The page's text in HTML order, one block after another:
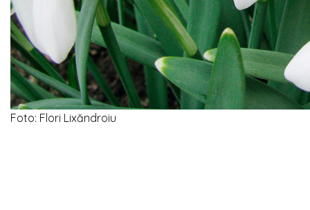
Foto: Flori Lixăndroiu